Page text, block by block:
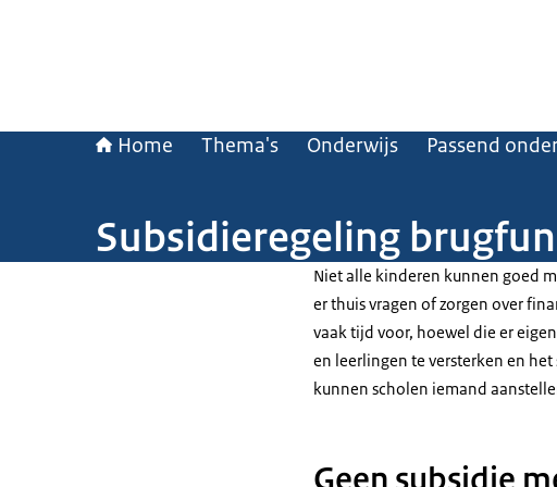
Home Thema's Onderwijs Passend
Subsidieregeling
Niet alle kinderen kunnen goed
er thuis vragen of zorgen over
vaak tijd voor, hoewel die er
en leerlingen te versterken en
kunnen scholen iemand